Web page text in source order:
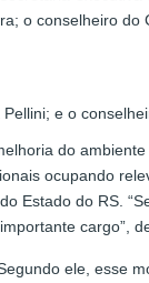
o conselheiro do
e o
do
ocupando
Estado do RS.
cargo”,
ele, esse